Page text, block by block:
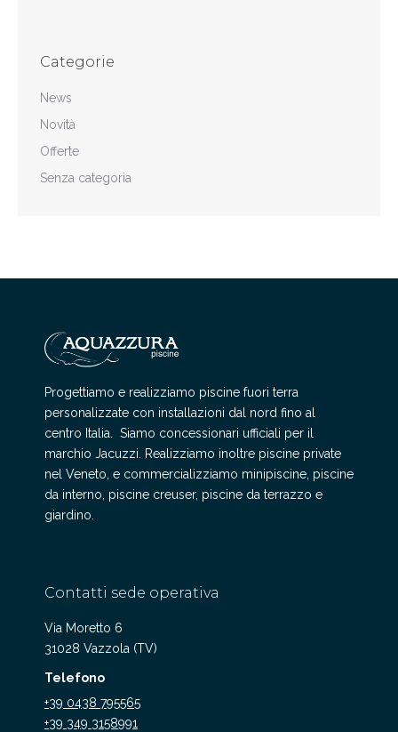
Categorie
News
Novità
Offerte
Senza categoria
Progettiamo e realizziamo piscine fuori terra
personalizzate con installazioni dal nord fino al
centro Italia. Siamo concessionari ufficiali per il
marchio Jacuzzi. Realizziamo inoltre piscine private
nel Veneto, e commercializziamo minipiscine, piscine
da interno, piscine creuser, piscine da terrazzo e
giardino.
Contatti sede operativa
Via Moretto 6
31028 Vazzola (TV)
Telefono
+39 0438 795565
+39 349 3158991